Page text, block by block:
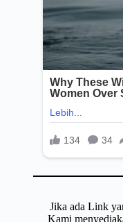
Jika ada Link
Kami